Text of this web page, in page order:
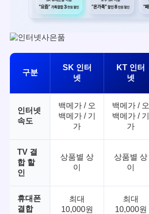
구분
SK 인터
넷
KT 인터
넷
인터넷
속도
백메가 / 오
백메가 / 기
가
백메가 / 오
백메가 / 기
가
TV 결
합 할
인
상품별 상
이
상품별 상
이
휴대폰
결합
최대
10,000원
최대
10,000원